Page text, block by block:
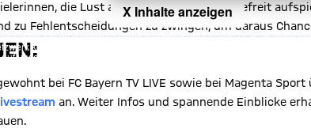
die Lust auf Fußball haben und befreit
zu Fehlentscheidungen zu zwingen, um daraus
X Inhalte anzeigen
Sie es diesem sozialen Netzwerk, Ihre Daten (z. B. IP-
keine Daten über Sie erheben, um Ihnen die Inhalte anzuzeigen.
unserer Website gespeichert und Sie können dies jederzeit in der
bei FC Bayern TV LIVE sowie bei Magenta
an. Weiter Infos und spannende Einblicke